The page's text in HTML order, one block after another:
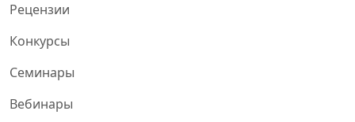
Рецензии
Конкурсы
Семинары
Вебинары